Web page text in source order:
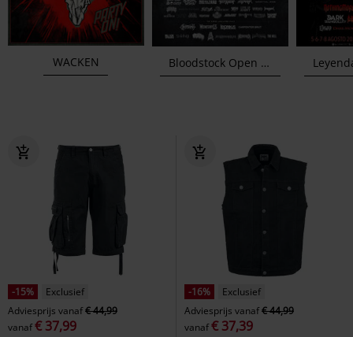
WACKEN Bloodstock Open Air Leyendas
-15%
Exclusief
Adviesprijs vanaf€ 44,99
vanaf€ 37,99
-16%
Exclusief
Adviesprijs vanaf€ 44,99
vanaf€ 37,39